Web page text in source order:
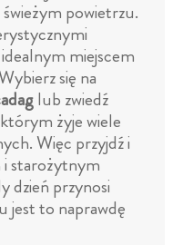
powietrzu.
miejscem
się na
lub zwiedź
żyje wiele
Więc przyjdź i
i starożytnym
dzień przynosi
jest to naprawdę